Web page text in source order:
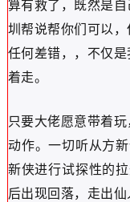
算有救了，既然是
圳帮说帮你们可以
任何差错，，不仅
着走。
只要大佬愿意带着
动作。一切听从方
新侠进行试探性的
后出现回落，走出仙